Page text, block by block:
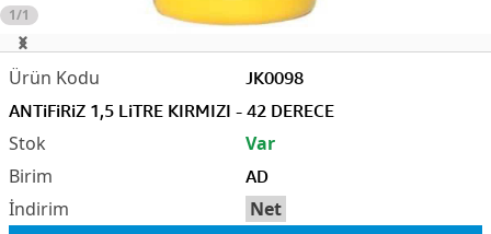
1/1
JK0098
ANTiFiRiZ 1,5 LiTRE KIRMIZI - 42 DERECE
AD
Net
Var